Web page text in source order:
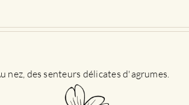
nez, des senteurs délicates d'agrumes.